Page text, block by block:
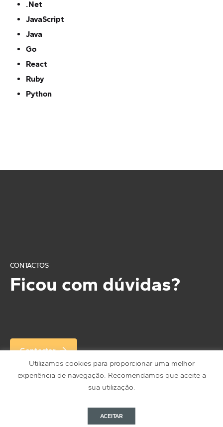
.Net
JavaScript
Java
Go
React
Ruby
Python
CONTACTOS
Ficou com dúvidas?
Contactar
Fale connosco. Na DataSmart estamos sempre
disponíveis para o atender e para responder a todas as
Utilizamos cookies para proporcionar uma melhor
experiência de navegação. Recomendamos que aceite a
sua utilização.
ACEITAR